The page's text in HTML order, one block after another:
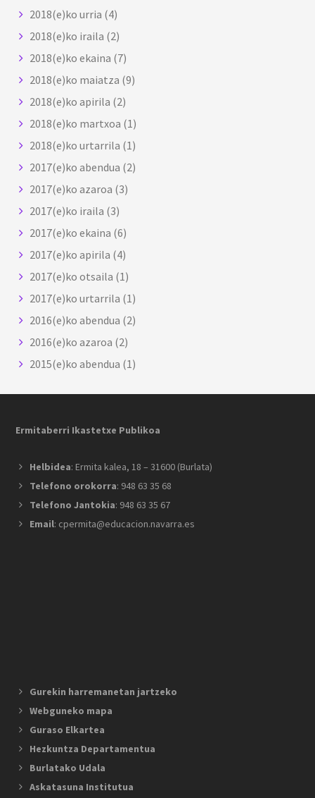
2018(e)ko urria (4)
2018(e)ko iraila (2)
2018(e)ko ekaina (7)
2018(e)ko maiatza (9)
2018(e)ko apirila (2)
2018(e)ko martxoa (1)
2018(e)ko urtarrila (1)
2017(e)ko abendua (2)
2017(e)ko azaroa (3)
2017(e)ko iraila (3)
2017(e)ko ekaina (6)
2017(e)ko apirila (4)
2017(e)ko otsaila (1)
2017(e)ko urtarrila (1)
2016(e)ko abendua (2)
2016(e)ko azaroa (2)
2015(e)ko abendua (1)
Footer
Ermitaberri Ikastetxe Publikoa
Helbidea: Ermita kalea, 18 – 31600 (Burlata)
Telefono orokorra: 948 63 35 68
Telefono Jantokia: 948 63 35 67
Email: cpermita@educacion.navarra.es
Gurekin harremanetan jartzeko
Webguneko mapa
Guraso Elkartea
Hezkuntza Departamentua
Burlatako Udala
Askatasuna Institutua